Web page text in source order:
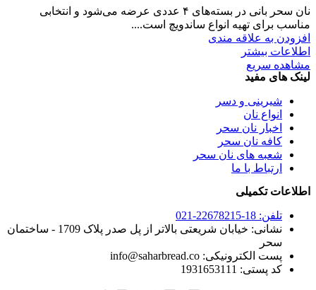
نان سحر بانی در بسته‌های ۴ عددی عرضه می‌شود و انتخابی
مناسب برای تهیه انواع ساندویچ است....
افزودن به علاقه مندی
اطلاعات بیشتر
مشاهده سریع
لینک های مفید
شیرینی و دسر
انواع نان
اخبار نان سحر
کافه نان سحر
شعبه های نان سحر
ارتباط با ما
اطلاعات تکمیلی
تلفن: 18-22678215-021
نشانی: خیابان شریعتی بالاتر از پل صدر پلاک 1709 - ساختمان
سحر
پست الکترونیکی: info@saharbread.co
کد پستی: 1931653111